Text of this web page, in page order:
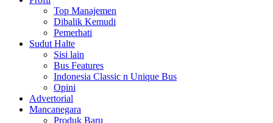
Top Manajemen
Dibalik Kemudi
Pemerhati
Sudut Halte
Sisi lain
Bus Features
Indonesia Classic n Unique Bus
Opini
Advertorial
Mancanegara
Produk Baru